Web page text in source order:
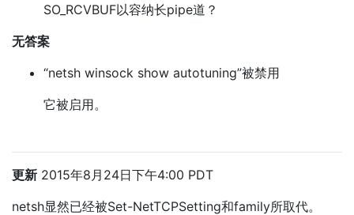
SO_RCVBUF以容纳长pipe道？
无答案
“netsh winsock show autotuning”被禁用
它被启用。
更新 2015年8月24日下午4:00 PDT
netsh显然已经被Set-NetTCPSetting和family所取代。